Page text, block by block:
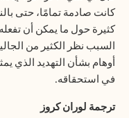
كانت صادمة تمامًا، حتى
كثيرة حول ما يمكن أن تفعله
السبب نظر الكثير من
أوهام بشأن التهديد الذي
في استحقاقه.
ترجمة لوران كروز